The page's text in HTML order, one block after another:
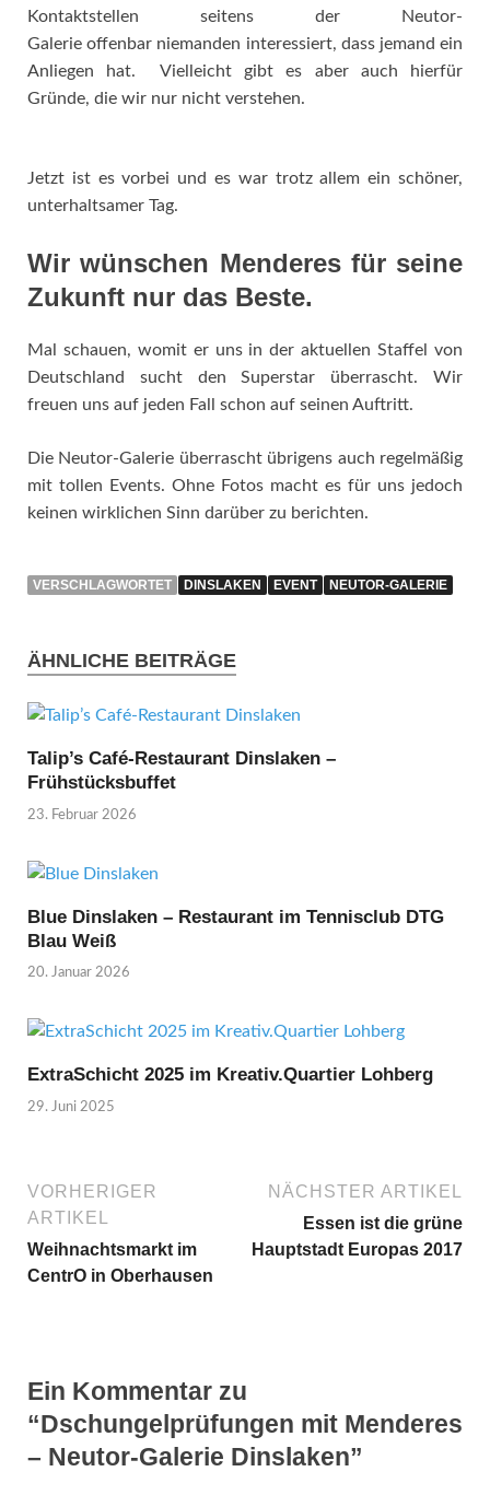
Kontaktstellen seitens der Neutor-
Galerie offenbar niemanden interessiert, dass jemand ein
Anliegen hat. Vielleicht gibt es aber auch hierfür
Gründe, die wir nur nicht verstehen.
Jetzt ist es vorbei und es war trotz allem ein schöner,
unterhaltsamer Tag.
Wir wünschen Menderes für seine
Zukunft nur das Beste.
Mal schauen, womit er uns in der aktuellen Staffel von
Deutschland sucht den Superstar überrascht. Wir
freuen uns auf jeden Fall schon auf seinen Auftritt.
Die Neutor-Galerie überrascht übrigens auch regelmäßig
mit tollen Events. Ohne Fotos macht es für uns jedoch
keinen wirklichen Sinn darüber zu berichten.
VERSCHLAGWORTET DINSLAKEN EVENT NEUTOR-GALERIE
ÄHNLICHE BEITRÄGE
Talip’s Café-Restaurant Dinslaken –
Frühstücksbuffet
23. Februar 2026
Blue Dinslaken – Restaurant im Tennisclub DTG
Blau Weiß
20. Januar 2026
ExtraSchicht 2025 im Kreativ.Quartier Lohberg
29. Juni 2025
VORHERIGER
ARTIKEL
Weihnachtsmarkt im
CentrO in Oberhausen
NÄCHSTER ARTIKEL
Essen ist die grüne
Hauptstadt Europas 2017
Ein Kommentar zu
“Dschungelprüfungen mit Menderes
– Neutor-Galerie Dinslaken”